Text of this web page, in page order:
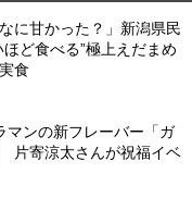
に甘かった？」新潟県民
ど食べる”極上えだまめ
食
マンの新フレーバー「ガ
片寄涼太さんが祝福イベ